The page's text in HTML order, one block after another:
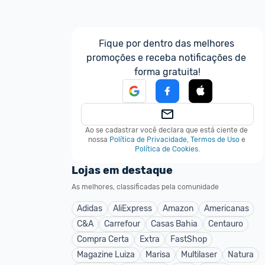
Fique por dentro das melhores
promoções e receba notificações de
forma gratuita!
Ao se cadastrar você declara que está ciente de
nossa Política de Privacidade, Termos de Uso e
Política de Cookies.
Lojas em destaque
As melhores, classificadas pela comunidade
Adidas AliExpress Amazon
Americanas
C&A
Carrefour Casas Bahia
Centauro
Compra Certa
Extra
FastShop
Magazine Luiza
Marisa Multilaser
Natura